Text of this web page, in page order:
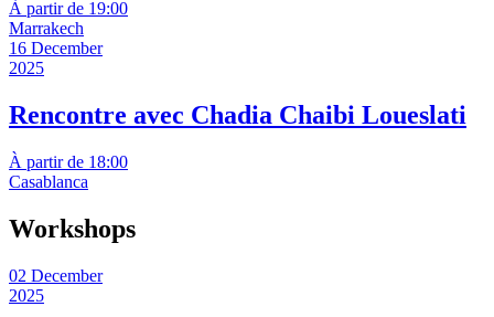
À partir de 19:00
Marrakech
16 December
2025
Rencontre avec Chadia Chaibi Loueslati
À partir de 18:00
Casablanca
Workshops
02 December
2025